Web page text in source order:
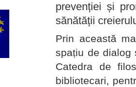
prevenției și
sănătății
Prin această
spațiu de dialog
Catedra de
bibliotecari,